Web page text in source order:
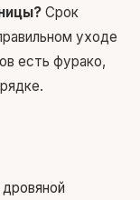
Срок
уходе
есть фурако,